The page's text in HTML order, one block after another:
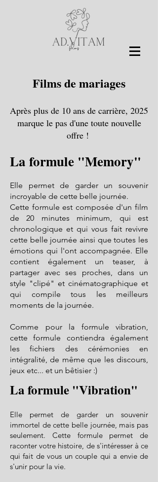
Films de mariages
Après plus de 10 ans de carrière, 2025
marque le pas d'une toute nouvelle
offre !
La formule "Memory"
Elle permet de garder un souvenir
incroyable de cette belle journée.
Cette formule est composée d'un film
de 20 minutes minimum, qui est
chronologique et qui vous fait revivre
cette belle journée ainsi que toutes les
émotions qui l'ont accompagnée. Elle
contient également un teaser, à
partager avec ses proches, dans un
style "clipé" et cinématographique et
qui compile tous les meilleurs
moments de la journée.
Comme pour la formule vibration,
cette formule contiendra également
les fichiers des cérémonies en
intégralité, de même que les discours,
jeux etc... et un bêtisier :)
La formule "Vibration"
Elle permet de garder un souvenir
immortel de cette belle journée, mais pas
seulement. Cette formule permet de
raconter votre histoire, de s'intéresser à ce
qui fait de vous un couple qui a envie de
s'unir pour la vie.